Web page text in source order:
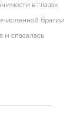
в глазах
братии
и спасалась